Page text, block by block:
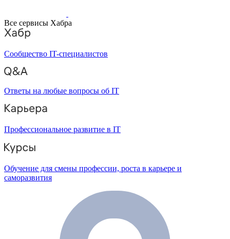
Все сервисы Хабра
Сообщество IT-специалистов
Ответы на любые вопросы об IT
Профессиональное развитие в IT
Обучение для смены профессии, роста в карьере и
саморазвития